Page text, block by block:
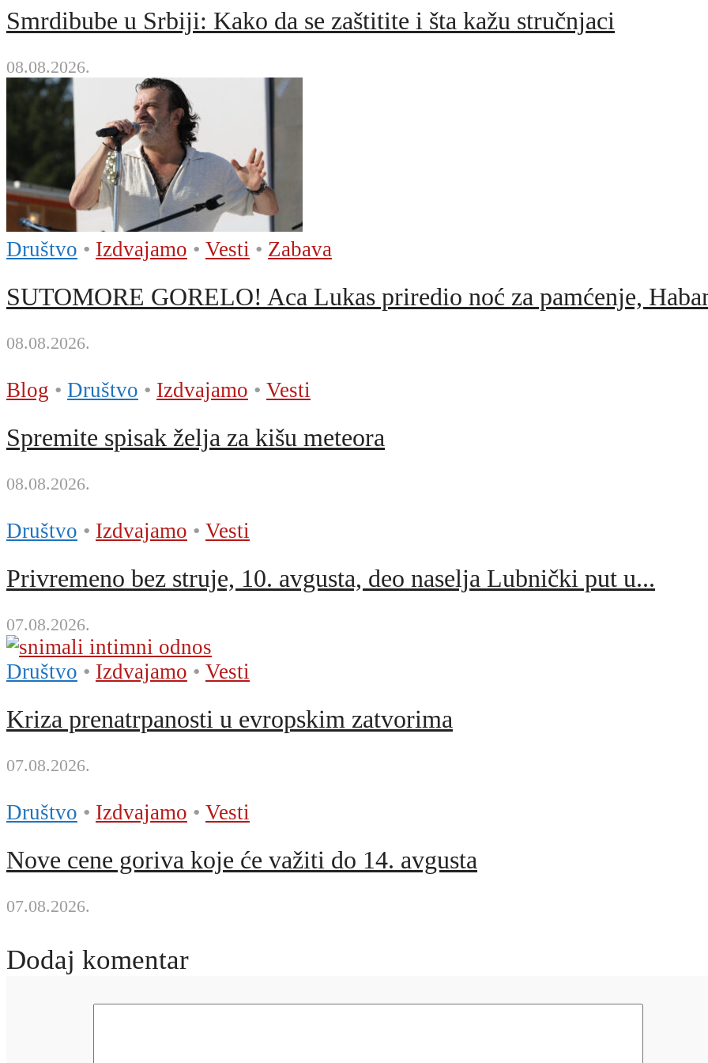
Smrdibube u Srbiji: Kako da se zaštitite i šta kažu stručnjaci
08.08.2026.
Društvo • Izdvajamo • Vesti • Zabava
SUTOMORE GORELO! Aca Lukas priredio noć za pamćenje,
08.08.2026.
Blog • Društvo • Izdvajamo • Vesti
Spremite spisak želja za kišu meteora
08.08.2026.
Društvo • Izdvajamo • Vesti
Privremeno bez struje, 10. avgusta, deo naselja Lubnički put u...
07.08.2026.
Društvo • Izdvajamo • Vesti
Kriza prenatrpanosti u evropskim zatvorima
07.08.2026.
Društvo • Izdvajamo • Vesti
Nove cene goriva koje će važiti do 14. avgusta
07.08.2026.
Dodaj komentar